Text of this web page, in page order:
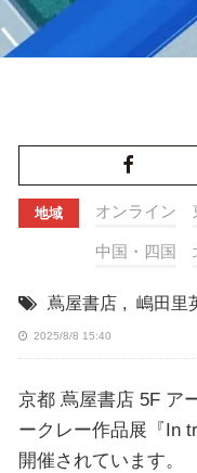
地域 オンライン
中国・四国
蔦屋書店 , 嶋田里
2025/8/8 15:40
京都 蔦屋書店 5F ア
ークレー作品展『In
開催されています。